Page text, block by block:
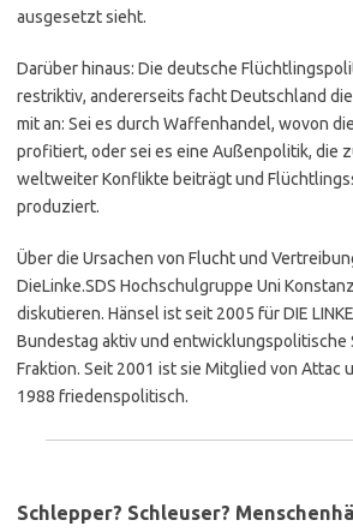
ausgesetzt sieht.
Darüber hinaus: Die deutsche
restriktiv, andererseits facht Deutschland
mit an: Sei es durch Waffenhandel, wovon
profitiert, oder sei es eine Außenpolitik, die
weltweiter Konflikte beiträgt und
produziert.
Über die Ursachen von Flucht und
DieLinke.SDS Hochschulgruppe Uni
diskutieren. Hänsel ist seit 2005 für DIE
Bundestag aktiv und entwicklungspolitische
Fraktion. Seit 2001 ist sie Mitglied von Attac
1988 friedenspolitisch.
Schlepper? Schleuser?